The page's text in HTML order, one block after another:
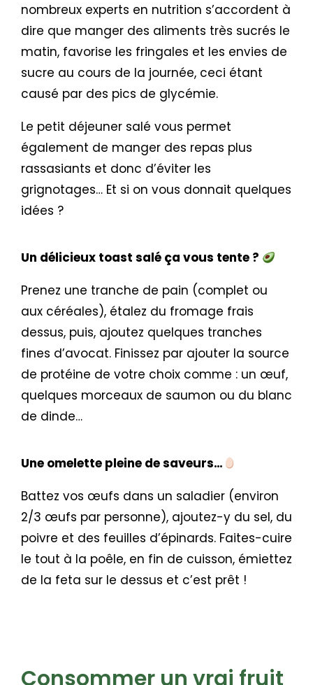
nombreux experts en nutrition s’accordent à
dire que manger des aliments très sucrés le
matin, favorise les fringales et les envies de
sucre au cours de la journée, ceci étant
causé par des pics de glycémie.
Le petit déjeuner salé vous permet
également de manger des repas plus
rassasiants et donc d’éviter les
grignotages… Et si on vous donnait quelques
idées ?
Un délicieux toast salé ça vous tente ?
Prenez une tranche de pain (complet ou
aux céréales), étalez du fromage frais
dessus, puis, ajoutez quelques tranches
fines d’avocat. Finissez par ajouter la source
de protéine de votre choix comme : un œuf,
quelques morceaux de saumon ou du blanc
de dinde…
Une omelette pleine de saveurs…
Battez vos œufs dans un saladier (environ
2/3 œufs par personne), ajoutez-y du sel, du
poivre et des feuilles d’épinards. Faites-cuire
le tout à la poêle, en fin de cuisson, émiettez
de la feta sur le dessus et c’est prêt !
Consommer un vrai fruit